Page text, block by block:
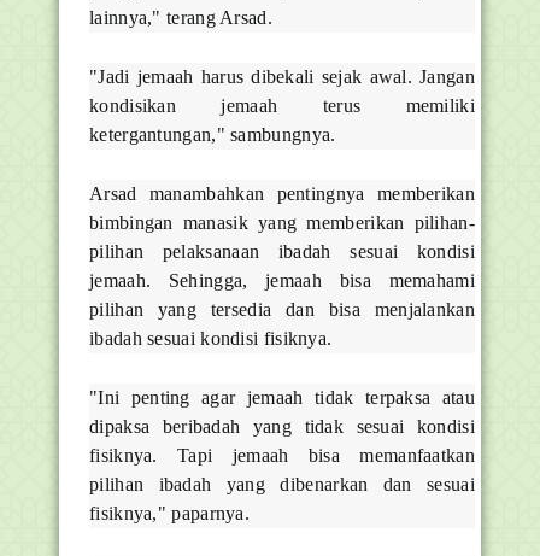
lainnya," terang Arsad.
"Jadi jemaah harus dibekali sejak awal. Jangan
kondisikan jemaah terus memiliki
ketergantungan," sambungnya.
Arsad manambahkan pentingnya memberikan
bimbingan manasik yang memberikan pilihan-
pilihan pelaksanaan ibadah sesuai kondisi
jemaah. Sehingga, jemaah bisa memahami
pilihan yang tersedia dan bisa menjalankan
ibadah sesuai kondisi fisiknya.
"Ini penting agar jemaah tidak terpaksa atau
dipaksa beribadah yang tidak sesuai kondisi
fisiknya. Tapi jemaah bisa memanfaatkan
pilihan ibadah yang dibenarkan dan sesuai
fisiknya," paparnya.